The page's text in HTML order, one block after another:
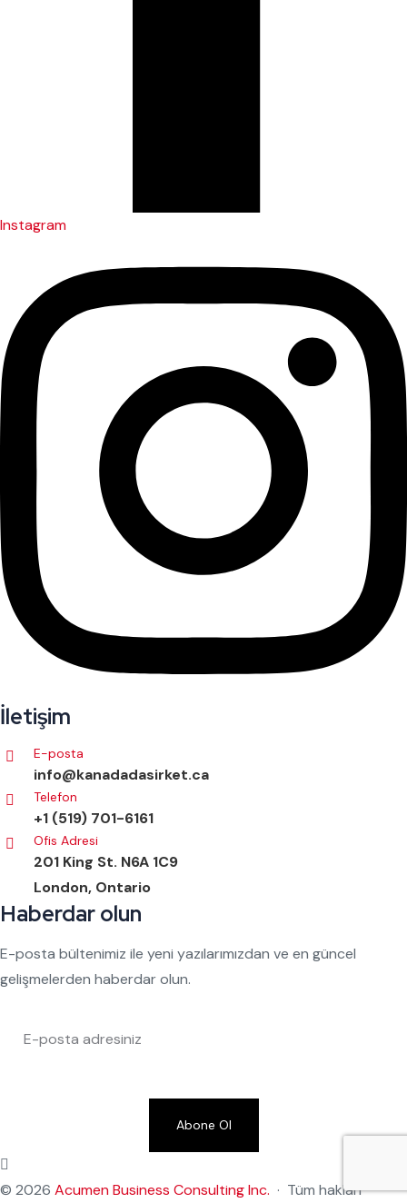
Instagram
İletişim
E-posta
info@kanadadasirket.ca
Telefon
+1 (519) 701-6161
Ofis Adresi
201 King St. N6A 1C9
London, Ontario
Haberdar olun
E-posta bültenimiz ile yeni yazılarımızdan ve en güncel
gelişmelerden haberdar olun.
Abone Ol
© 2026 Acumen Business Consulting Inc. · Tüm hakları